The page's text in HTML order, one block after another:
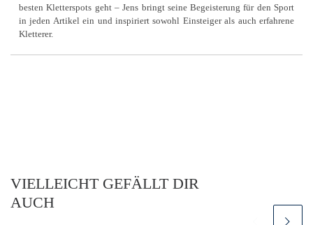
besten Kletterspots geht – Jens bringt seine Begeisterung für den Sport
in jeden Artikel ein und inspiriert sowohl Einsteiger als auch erfahrene
Kletterer.
VIELLEICHT GEFÄLLT DIR
AUCH